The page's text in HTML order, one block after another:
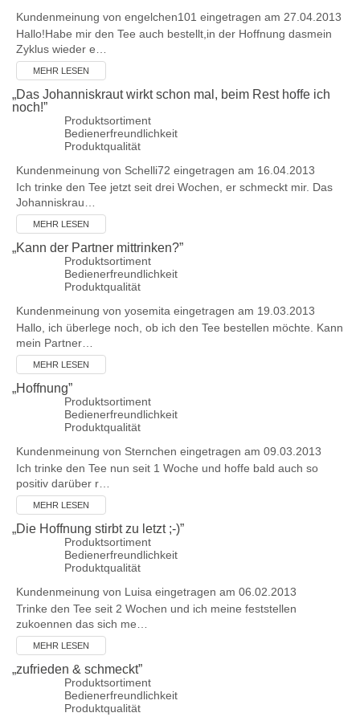
Kundenmeinung von engelchen101 eingetragen am 27.04.2013
Hallo!Habe mir den Tee auch bestellt,in der Hoffnung dasmein
Zyklus wieder e…
MEHR LESEN
„Das Johanniskraut wirkt schon mal, beim Rest hoffe ich
noch!”
Produktsortiment
Bedienerfreundlichkeit
Produktqualität
Kundenmeinung von Schelli72 eingetragen am 16.04.2013
Ich trinke den Tee jetzt seit drei Wochen, er schmeckt mir. Das
Johanniskrau…
MEHR LESEN
„Kann der Partner mittrinken?”
Produktsortiment
Bedienerfreundlichkeit
Produktqualität
Kundenmeinung von yosemita eingetragen am 19.03.2013
Hallo, ich überlege noch, ob ich den Tee bestellen möchte. Kann
mein Partner…
MEHR LESEN
„Hoffnung”
Produktsortiment
Bedienerfreundlichkeit
Produktqualität
Kundenmeinung von Sternchen eingetragen am 09.03.2013
Ich trinke den Tee nun seit 1 Woche und hoffe bald auch so
positiv darüber r…
MEHR LESEN
„Die Hoffnung stirbt zu letzt ;-)”
Produktsortiment
Bedienerfreundlichkeit
Produktqualität
Kundenmeinung von Luisa eingetragen am 06.02.2013
Trinke den Tee seit 2 Wochen und ich meine feststellen
zukoennen das sich me…
MEHR LESEN
„zufrieden & schmeckt”
Produktsortiment
Bedienerfreundlichkeit
Produktqualität